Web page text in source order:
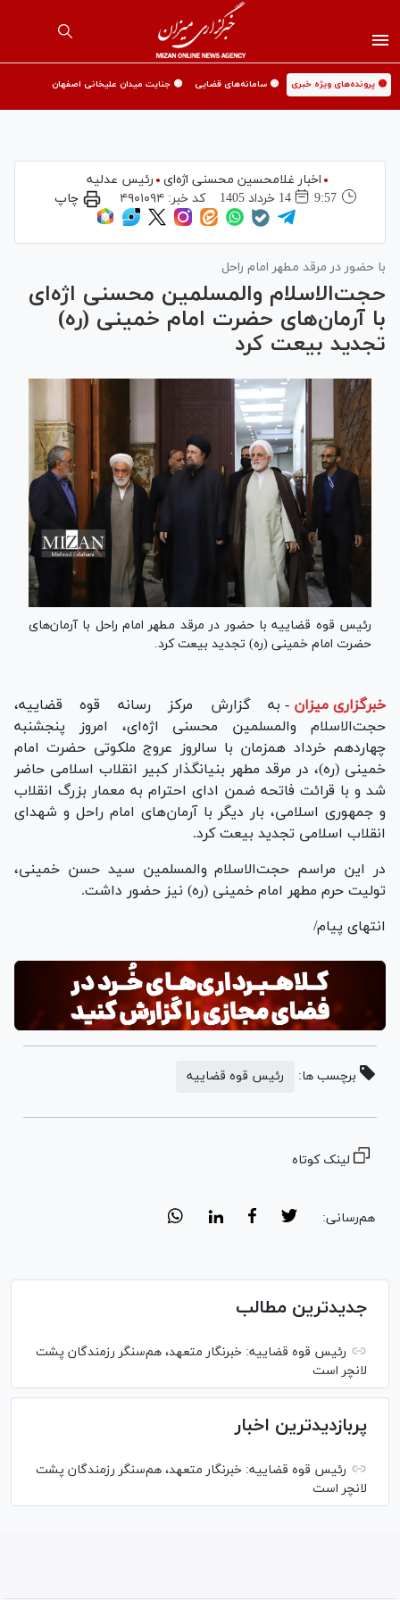
🟡 پرونده‌های ویژه خبری 🟡 سامانه‌های قضایی 🟡 جنایت میدان علیخانی اصفهان
اخبار غلامحسین محسنی اژه‌ای
رئیس عدلیه
9:57
14 خرداد 1405 کد خبر: ۴۹۰۱۰۹۴ چاپ
با حضور در مرقد مطهر امام راحل
حجت‌الاسلام والمسلمین محسنی اژه‌ای
با آرمان‌های حضرت امام خمینی (ره)
تجدید بیعت کرد
رئیس قوه قضاییه با حضور در مرقد مطهر امام راحل با آرمان‌های
حضرت امام خمینی (ره) تجدید بیعت کرد.
خبرگزاری میزان - به گزارش مرکز رسانه قوه قضاییه،
حجت‌الاسلام والمسلمین محسنی اژه‌ای، امروز پنجشنبه
چهاردهم خرداد همزمان با سالروز عروج ملکوتی حضرت امام
خمینی (ره)، در مرقد مطهر بنیانگذار کبیر انقلاب اسلامی حاضر
شد و با قرائت فاتحه ضمن ادای احترام به معمار بزرگ انقلاب
و جمهوری اسلامی، بار دیگر با آرمان‌های امام راحل و شهدای
انقلاب اسلامی تجدید بیعت کرد.
در این مراسم حجت‌الاسلام والمسلمین سید حسن خمینی،
تولیت حرم مطهر امام خمینی (ره) نیز حضور داشت.
انتهای پیام/
برچسب ها: رئیس قوه قضاییه
لینک کوتاه
هم‌رسانی:
جدیدترین مطالب
رئیس قوه قضاییه: خبرنگار متعهد، هم‌سنگر رزمندگان پشت
لانچر است
پربازدیدترین اخبار
رئیس قوه قضاییه: خبرنگار متعهد، هم‌سنگر رزمندگان پشت
لانچر است